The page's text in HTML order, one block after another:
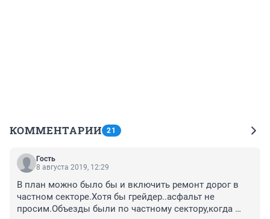
КОММЕНТАРИИ 21
Гость
8 августа 2019, 12:29
В план можно было бы и включить ремонт дорог в
частном секторе.Хотя бы грейдер..асфальт не
просим.Объезды были по частному сектору,когда